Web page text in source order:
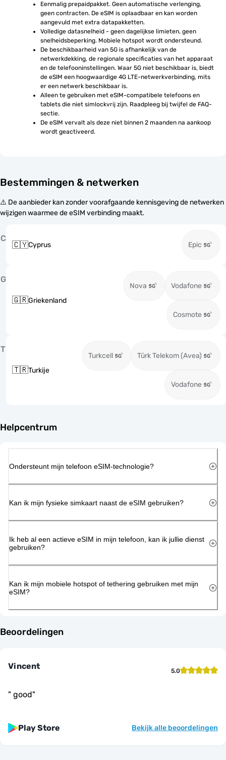
Eenmalig prepaidpakket. Geen automatische verlenging,
geen contracten. De eSIM is oplaadbaar en kan worden
aangevuld met extra datapakketten.
Volledige datasnelheid - geen dagelijkse limieten, geen
snelheidsbeperking. Mobiele hotspot wordt ondersteund.
De beschikbaarheid van 5G is afhankelijk van de
netwerkdekking, de regionale specificaties van het apparaat
en de telefooninstellingen. Waar 5G niet beschikbaar is, biedt
de eSIM een hoogwaardige 4G LTE-netwerkverbinding, mits
er een netwerk beschikbaar is.
Alleen te gebruiken met eSIM-compatibele telefoons en
tablets die niet simlockvrij zijn. Raadpleeg bij twijfel de FAQ-
sectie.
De eSIM vervalt als deze niet binnen 2 maanden na aankoop
wordt geactiveerd.
Bestemmingen & netwerken
⚠️ De aanbieder kan zonder voorafgaande kennisgeving de netwerken
wijzigen waarmee de eSIM verbinding maakt.
C
🇨🇾Cyprus Epic
G
🇬🇷Griekenland
Nova Vodafone
Cosmote
T
🇹🇷Turkije
Turkcell Türk Telekom (Avea)
Vodafone
Helpcentrum
Ondersteunt mijn telefoon eSIM-technologie?
Kan ik mijn fysieke simkaart naast de eSIM gebruiken?
Ik heb al een actieve eSIM in mijn telefoon, kan ik jullie dienst
gebruiken?
Kan ik mijn mobiele hotspot of tethering gebruiken met mijn
eSIM?
Beoordelingen
Vincent 5.0
" good"
Play Store Bekijk alle beoordelingen